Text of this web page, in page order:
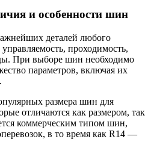
и особенности шин
деталей любого
проходимость,
При выборе шин необходимо
параметров, включая их
размера шин для
отличаются как размером, так
коммерческим типом шин,
в то время как R14 —